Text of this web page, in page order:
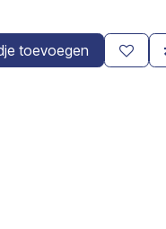
toevoegen